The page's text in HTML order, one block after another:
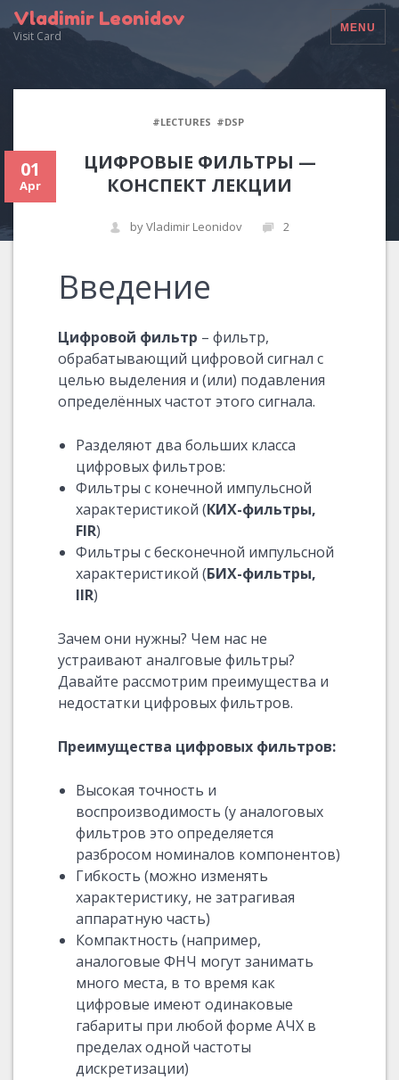
Vladimir Leonidov
Visit Card
MENU
#LECTURES #DSP
ЦИФРОВЫЕ ФИЛЬТРЫ —
КОНСПЕКТ ЛЕКЦИИ
01
Apr
by Vladimir Leonidov 2
Введение
Цифровой фильтр – фильтр,
обрабатывающий цифровой сигнал с
целью выделения и (или) подавления
определённых частот этого сигнала.
Разделяют два больших класса
цифровых фильтров:
Фильтры с конечной импульсной
характеристикой (КИХ-фильтры,
FIR)
Фильтры с бесконечной импульсной
характеристикой (БИХ-фильтры,
IIR)
Зачем они нужны? Чем нас не
устраивают аналговые фильтры?
Давайте рассмотрим преимущества и
недостатки цифровых фильтров.
Преимущества цифровых фильтров:
Высокая точность и
воспроизводимость (у аналоговых
фильтров это определяется
разбросом номиналов компонентов)
Гибкость (можно изменять
характеристику, не затрагивая
аппаратную часть)
Компактность (например,
аналоговые ФНЧ могут занимать
много места, в то время как
цифровые имеют одинаковые
габариты при любой форме АЧХ в
пределах одной частоты
дискретизации)